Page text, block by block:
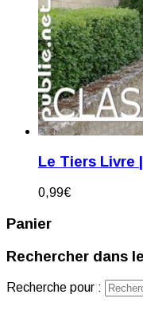
Le Tiers Livre
0,99€
Panier
Rechercher dans
Recherche pour :